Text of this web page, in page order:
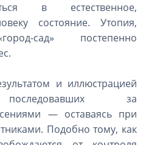
в естественное,
состояние. Утопия,
сад» постепенно
и иллюстрацией
последовавших за
— оставаясь при
Подобно тому, как